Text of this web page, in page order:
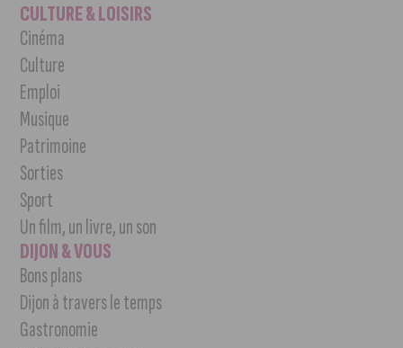
CULTURE & LOISIRS
Cinéma
Culture
Emploi
Musique
Patrimoine
Sorties
Sport
Un film, un livre, un son
DIJON & VOUS
Bons plans
Dijon à travers le temps
Gastronomie